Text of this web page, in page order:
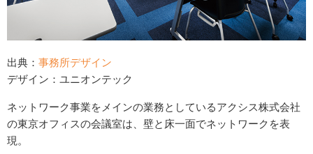
出典： 事務所デザイン
デザイン：ユニオンテック
ネットワーク事業をメインの業務としているアクシス株式会社
の東京オフィスの会議室は、壁と床一面でネットワークを表
現。